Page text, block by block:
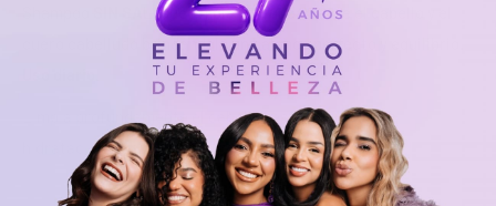
L, que limpia profundamente el cabello y el
cuero cabelludo brindándole un balance perfecto y equilibrio.
Limpia profundamente el cabello restableciendo su
hidratación, suavidad y brillo.